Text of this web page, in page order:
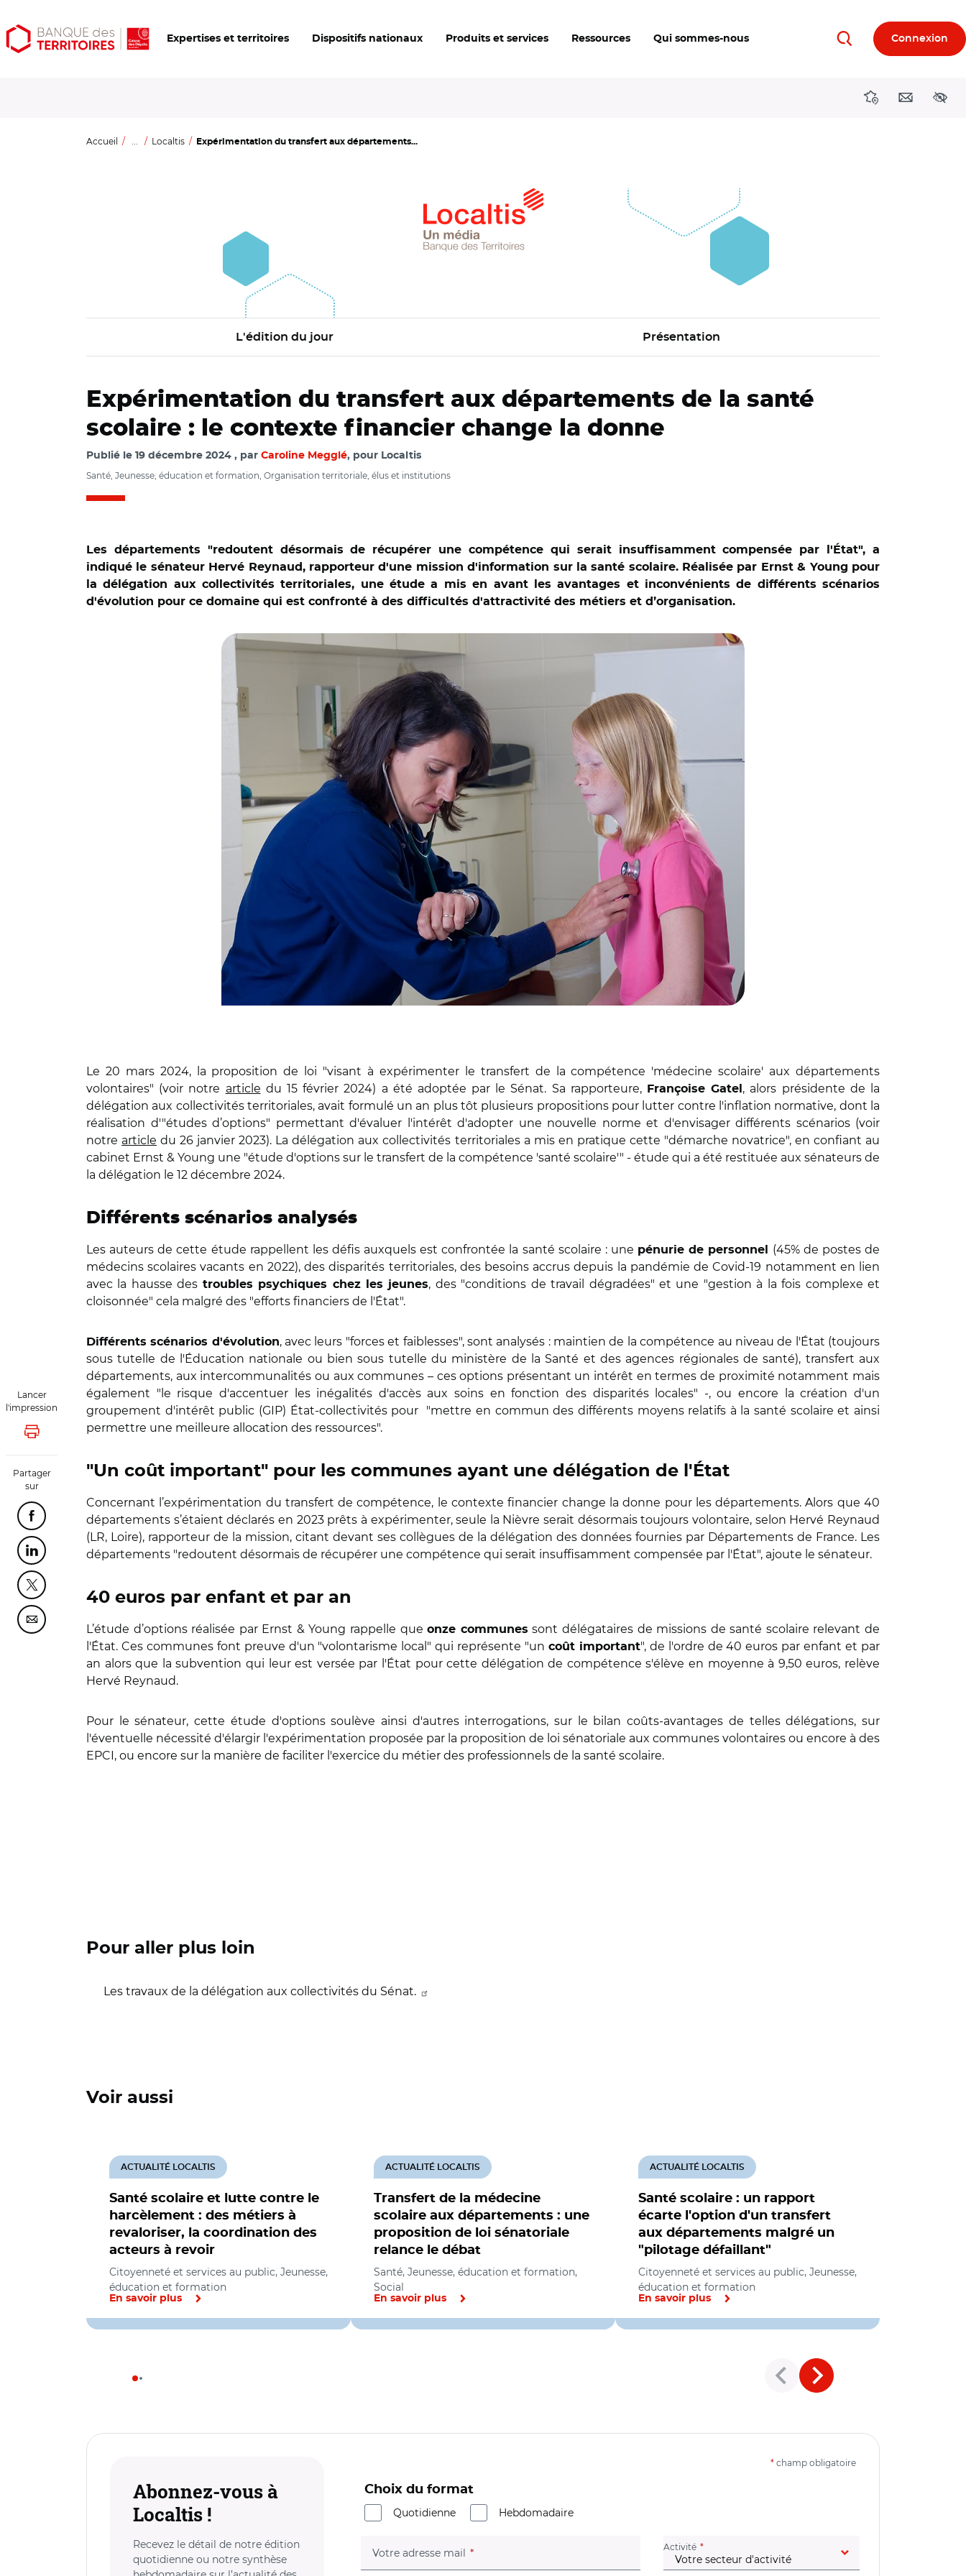
Aller
au
Aller
au
Ouvrir
les
Expertises et territoires Dispositifs nationaux Produits et services Ressources Qui sommes-nous RechercherConnexion
DirectionsContact
Accueil ... Localtis Expérimentation du transfert aux départements...
L'édition du jour Présentation
Lancer
l'impression
Lancer l'impression
Partager
sur
Partager cette page sur Facebook
Partager cette page sur Linkedin
Partager cette page sur Twitter
Partager cette page sur Courriel
Expérimentation du transfert aux départements de la santé
scolaire : le contexte financier change la donne
Publié le 19 décembre 2024 par Caroline Megglé, pour Localtis
Santé, Jeunesse, éducation et formation, Organisation territoriale, élus et institutions
Les départements "redoutent désormais de récupérer une compétence qui serait insuffisamment compensée par l'État", a
indiqué le sénateur Hervé Reynaud, rapporteur d'une mission d'information sur la santé scolaire. Réalisée par Ernst & Young pour
la délégation aux collectivités territoriales, une étude a mis en avant les avantages et inconvénients de différents scénarios
d'évolution pour ce domaine qui est confronté à des difficultés d'attractivité des métiers et d’organisation.
Le 20 mars 2024, la proposition de loi "visant à expérimenter le transfert de la compétence 'médecine scolaire' aux départements
volontaires" (voir notre article du 15 février 2024) a été adoptée par le Sénat. Sa rapporteure, Françoise Gatel , alors présidente de la
délégation aux collectivités territoriales, avait formulé un an plus tôt plusieurs propositions pour lutter contre l'inflation normative, dont la
réalisation d'"études d’options" permettant d'évaluer l'intérêt d'adopter une nouvelle norme et d'envisager différents scénarios (voir
notre article du 26 janvier 2023). La délégation aux collectivités territoriales a mis en pratique cette "démarche novatrice", en confiant au
cabinet Ernst & Young une "étude d'options sur le transfert de la compétence 'santé scolaire'" - étude qui a été restituée aux sénateurs de
la délégation le 12 décembre 2024.
Différents scénarios analysés
Les auteurs de cette étude rappellent les défis auxquels est confrontée la santé scolaire : une pénurie de personnel
(45% de postes de
médecins scolaires vacants en 2022), des disparités territoriales, des besoins accrus depuis la pandémie de Covid-19 notamment en lien
avec la hausse des troubles psychiques chez les jeunes, des "conditions de travail dégradées" et une "gestion à la fois complexe et
cloisonnée" cela malgré des "efforts financiers de l'État".
Différents scénarios d'évolution, avec leurs "forces et faiblesses", sont analysés : maintien de la compétence au niveau de l'État (toujours
sous tutelle de l'Éducation nationale ou bien sous tutelle du ministère de la Santé et des agences régionales de santé), transfert aux
départements, aux intercommunalités ou aux communes – ces options présentant un intérêt en termes de proximité notamment mais
également "le risque d'accentuer les inégalités d'accès aux soins en fonction des disparités locales" -, ou encore la création d'un
groupement d'intérêt public (GIP) État-collectivités pour "mettre en commun des différents moyens relatifs à la santé scolaire et ainsi
permettre une meilleure allocation des ressources".
"Un coût important" pour les communes ayant une délégation de l'État
Concernant l’expérimentation du transfert de compétence, le contexte financier change la donne pour les départements. Alors que 40
départements s’étaient déclarés en 2023 prêts à expérimenter, seule la Nièvre serait désormais toujours volontaire, selon Hervé Reynaud
(LR, Loire), rapporteur de la mission, citant devant ses collègues de la délégation des données fournies par Départements de France. Les
départements "redoutent désormais de récupérer une compétence qui serait insuffisamment compensée par l'État", ajoute le sénateur.
40 euros par enfant et par an
L’étude d’options réalisée par Ernst & Young rappelle queonze communes sont délégataires de missions de santé scolaire relevant de
l'État. Ces communes font preuve d'un "volontarisme local" qui représente "un coût important", de l'ordre de 40 euros par enfant et par
an alors que la subvention qui leur est versée par l'État pour cette délégation de compétence s'élève en moyenne à 9,50 euros, relève
Hervé Reynaud.
Pour le sénateur, cette étude d'options soulève ainsi d'autres interrogations, sur le bilan coûts-avantages de telles délégations, sur
l'éventuelle nécessité d'élargir l'expérimentation proposée par la proposition de loi sénatoriale aux communes volontaires ou encore à des
EPCI, ou encore sur la manière de faciliter l'exercice du métier des professionnels de la santé scolaire.
Pour aller plus loin
Les travaux de la délégation aux collectivités du Sénat.
Voir aussi
Santé scolaire et lutte contre le
harcèlement : des métiers à
revaloriser, la coordination des
acteurs à revoir
ACTUALITÉ LOCALTIS
Citoyenneté et services au public, Jeunesse,
éducation et formation
En savoir plus
Transfert de la médecine
scolaire aux départements : une
proposition de loi sénatoriale
relance le débat
ACTUALITÉ LOCALTIS
Santé, Jeunesse, éducation et formation,
Social
En savoir plus
Santé scolaire : un rapport
écarte l'option d'un transfert
aux départements malgré un
"pilotage défaillant"
ACTUALITÉ LOCALTIS
Citoyenneté et services au public, Jeunesse,
éducation et formation
En savoir plus
Abonnez-vous à
Localtis !
Recevez le détail de notre édition
quotidienne ou notre synthèse
* champ obligatoire
Choix du format
Quotidienne
Hebdomadaire
Votre adresse mail (champ obligatoire) Activité (champ obligatoire)